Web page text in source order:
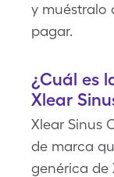
y muéstralo
pagar.
¿Cuál es
Xlear
Xlear Sinus
de marca
genérica de